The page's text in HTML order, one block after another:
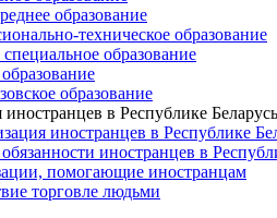
образование
техническое образование
образование
образование
в Республике Беларусь
иностранцев в Республике
иностранцев в
помогающие иностранцам
торговле людьми